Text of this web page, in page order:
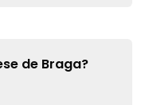
de Braga?